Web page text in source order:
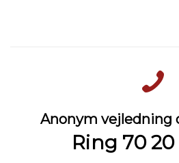
Anonym vejledning
Ring 70